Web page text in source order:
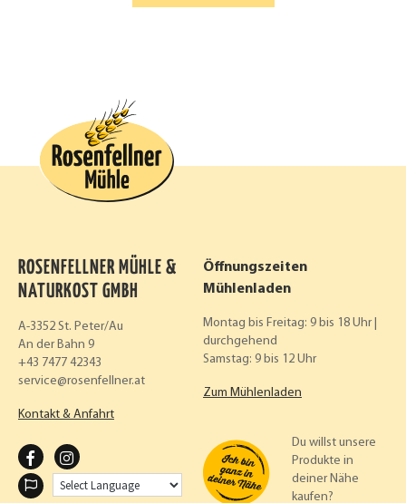
ROSENFELLNER MÜHLE &
NATURKOST GMBH
A-3352 St. Peter/Au
An der Bahn 9
+43 7477 42343
service
rosenfellner.at
Kontakt & Anfahrt
F
N
Öffnungszeiten
Mühlenladen
Montag bis Freitag: 9 bis 18 Uhr |
durchgehend
Samstag: 9 bis 12 Uhr
Zum Mühlenladen
Du willst unsere
Produkte in
deiner Nähe
kaufen?